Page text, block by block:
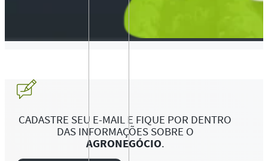
CADASTRE SEU E-MAIL E FIQUE POR DENTRO
DAS INFORMAÇÕES SOBRE O
AGRONEGÓCIO.